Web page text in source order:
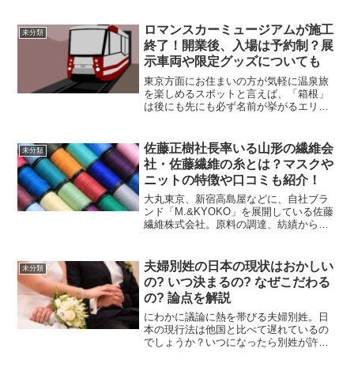
未分類
ロマンスカーミュージアムが施工
終了！開業後、入場は予約制？展
示車両や限定グッズについても
東京方面にお住まいの方が気軽に温泉旅
を楽しめるスポットと言えば、「箱根」
は後にも先にも必ず名前が挙がるエリア
る電車と言えば、関東のみならず、全国
各地に熱いファンを持つロ...
未分類
佐藤正樹社長率いる山形の繊維会
社・佐藤繊維の糸とは？マスクや
ニットの特徴や口コミも紹介！
大丸東京、新宿高島屋などに、自社ブラ
ンド「M.&KYOKO」を展開している佐藤
繊維株式会社。原料の調達、紡績から製
下請け企業だった佐藤繊維株式会社。一
体どのようにして、...
未分類
夫婦別姓の日本の現状はおかしい
の? いつ決まるの? なぜこだわる
の? 論点を解説
にわかに議論に熱を帯びる夫婦別姓。日
本の現行法は他国と比べて遅れているの
でしょうか？いつになったら別姓が許さ